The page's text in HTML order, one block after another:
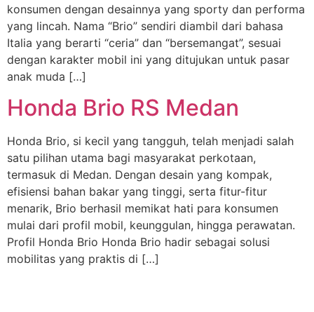
konsumen dengan desainnya yang sporty dan performa
yang lincah. Nama “Brio” sendiri diambil dari bahasa
Italia yang berarti “ceria” dan “bersemangat”, sesuai
dengan karakter mobil ini yang ditujukan untuk pasar
anak muda […]
Honda Brio RS Medan
Honda Brio, si kecil yang tangguh, telah menjadi salah
satu pilihan utama bagi masyarakat perkotaan,
termasuk di Medan. Dengan desain yang kompak,
efisiensi bahan bakar yang tinggi, serta fitur-fitur
menarik, Brio berhasil memikat hati para konsumen
mulai dari profil mobil, keunggulan, hingga perawatan.
Profil Honda Brio Honda Brio hadir sebagai solusi
mobilitas yang praktis di […]